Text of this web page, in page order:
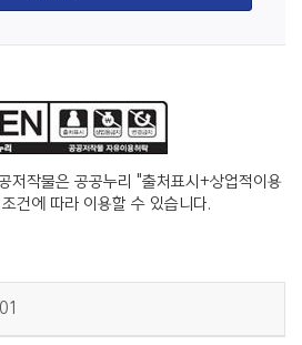
저작물은 공공누리 "출처표시+상업적이용
건에 따라 이용할 수 있습니다.